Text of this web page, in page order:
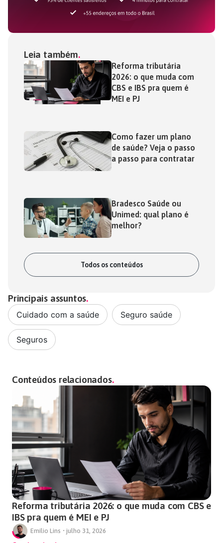
Leia também
Reforma tributária
2026: o que muda com
CBS e IBS pra quem é
MEI e PJ
Como fazer um plano
de saúde? Veja o passo
a passo para contratar
Bradesco Saúde ou
Unimed: qual plano é
melhor?
Todos os conteúdos
Principais assuntos
Cuidado com a saúde Seguro saúde
Seguros
Conteúdos relacionados
Reforma tributária 2026: o que muda com CBS e
IBS pra quem é MEI e PJ
Emílio Lins • julho 31, 2026